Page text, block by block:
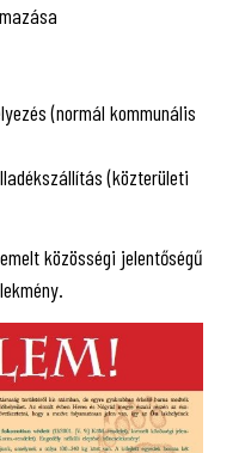
(normál kommunális
(közterületi
közösségi jelentőségű